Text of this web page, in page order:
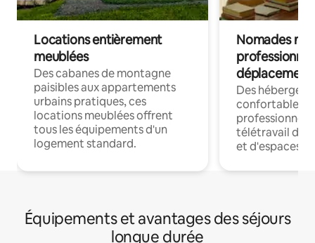
Locations entièrement
meublées
Des cabanes de montagne
paisibles aux appartements
urbains pratiques, ces
locations meublées offrent
tous les équipements d'un
logement standard.
Nomades
déplacement
Des
confortables
professionnels
télétravail
et d'espaces
Équipements et avantages des séjours
longue durée